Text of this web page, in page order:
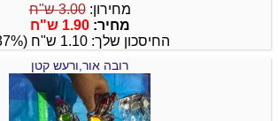
מחירון:3.00 ש"ח
מחיר:1.90 ש"ח
החיסכון שלך: 1.10 ש"ח (37%)
רובה אור,ורעש קטן